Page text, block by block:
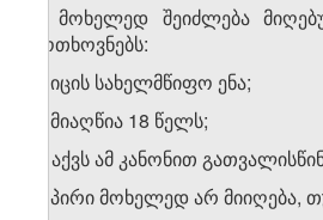
1. მოხელედ შეიძლება
მოთხოვნებს:
ა) იცის სახელმწიფო ენა;
ბ) მიაღწია 18 წელს;
გ) აქვს ამ კანონით
2. პირი მოხელედ არ მიიღება,